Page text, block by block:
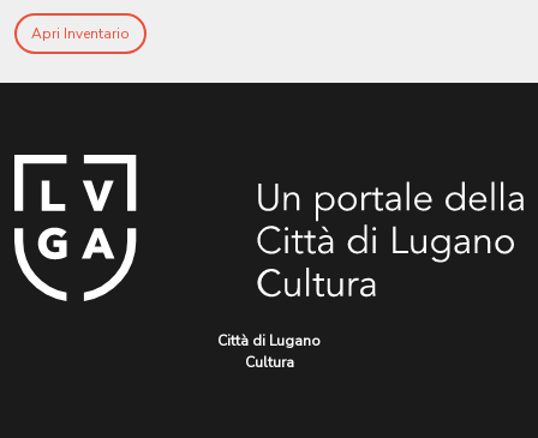
Apri Inventario
Città di Lugano
Cultura